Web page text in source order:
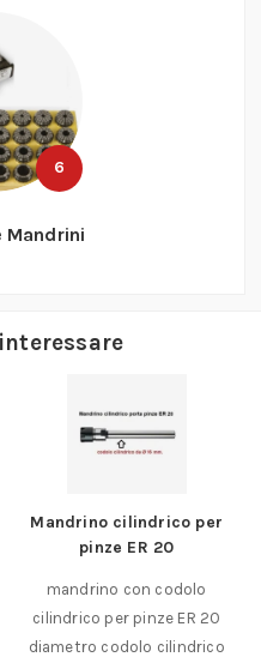
6
Mandrini
Mandrino cilindrico per
pinze ER 20
mandrino con codolo
cilindrico per pinze ER 20
diametro codolo cilindrico